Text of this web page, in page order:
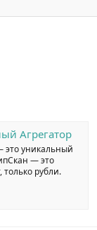
Агрегатор
это уникальный
— это
рубли.